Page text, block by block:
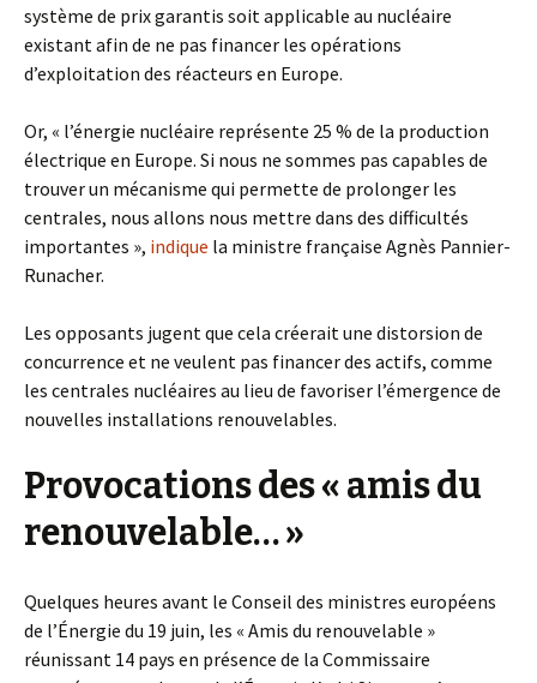
système de prix garantis soit applicable au nucléaire
existant afin de ne pas financer les opérations
d’exploitation des réacteurs en Europe.
Or, « l’énergie nucléaire représente 25 % de la production
électrique en Europe. Si nous ne sommes pas capables de
trouver un mécanisme qui permette de prolonger les
centrales, nous allons nous mettre dans des difficultés
importantes », indique la ministre française Agnès Pannier-
Runacher.
Les opposants jugent que cela créerait une distorsion de
concurrence et ne veulent pas financer des actifs, comme
les centrales nucléaires au lieu de favoriser l’émergence de
nouvelles installations renouvelables.
Provocations des « amis du
renouvelable… »
Quelques heures avant le Conseil des ministres européens
de l’Énergie du 19 juin, les « Amis du renouvelable »
réunissant 14 pays en présence de la Commissaire